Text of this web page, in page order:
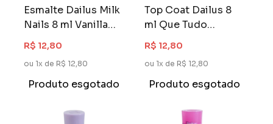
Esmalte Dailus Milk
Nails 8 ml Vanilla
Glaze
R$ 12,80
ou 1x de R$ 12,80
Produto esgotado
Top Coat Dailus 8
ml Que Tudo
Termine em Brilho
R$ 12,80
ou 1x de R$ 12,80
Produto esgotado